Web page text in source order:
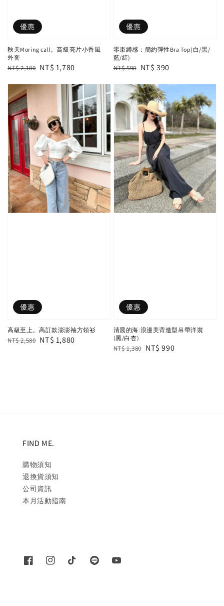
優惠
秋天Moring call。高級亮片小香風
外套
Regular
NT$ 2,180 Sale
NT$ 1,780
優惠
零束縛感：簡約彈性Bra Top(白/黑/
藍/紅)
Regular
NT$ 590 Sale
NT$ 390
優惠
高級至上。高訂款澎澎袖方領衫
Regular
NT$ 2,580 Sale
NT$ 1,880
優惠
清晨的海:浪漫美背造型吊帶洋裝
(黑/白杏)
Regular
NT$ 1,380 Sale
NT$ 990
FIND ME.
購物須知
退換貨須知
公司資訊
本月活動指南